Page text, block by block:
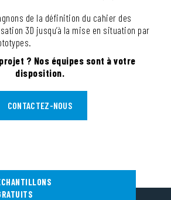
de la définition du cahier des
3D jusqu’à la mise en situation par
? Nos équipes sont à votre
disposition.
CONTACTEZ-NOUS